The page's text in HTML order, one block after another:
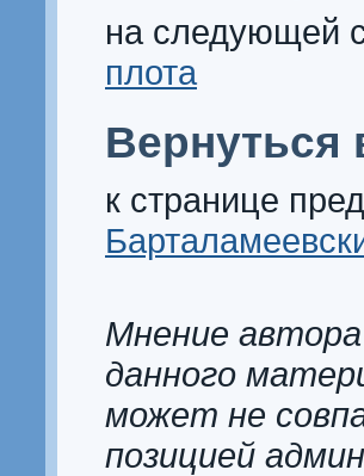
на следующей
плота
к странице
Мнение автора
данного
может не
позицией